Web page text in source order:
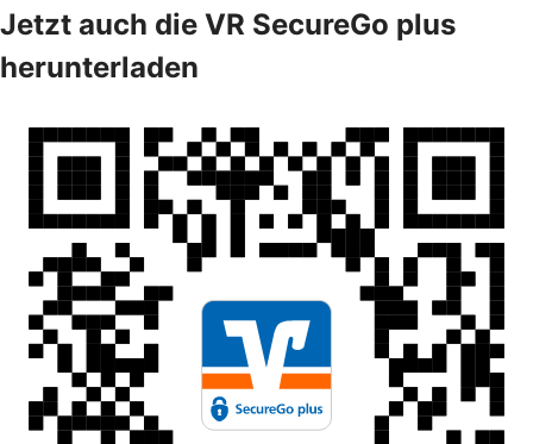
Jetzt auch die VR SecureGo plus
herunterladen